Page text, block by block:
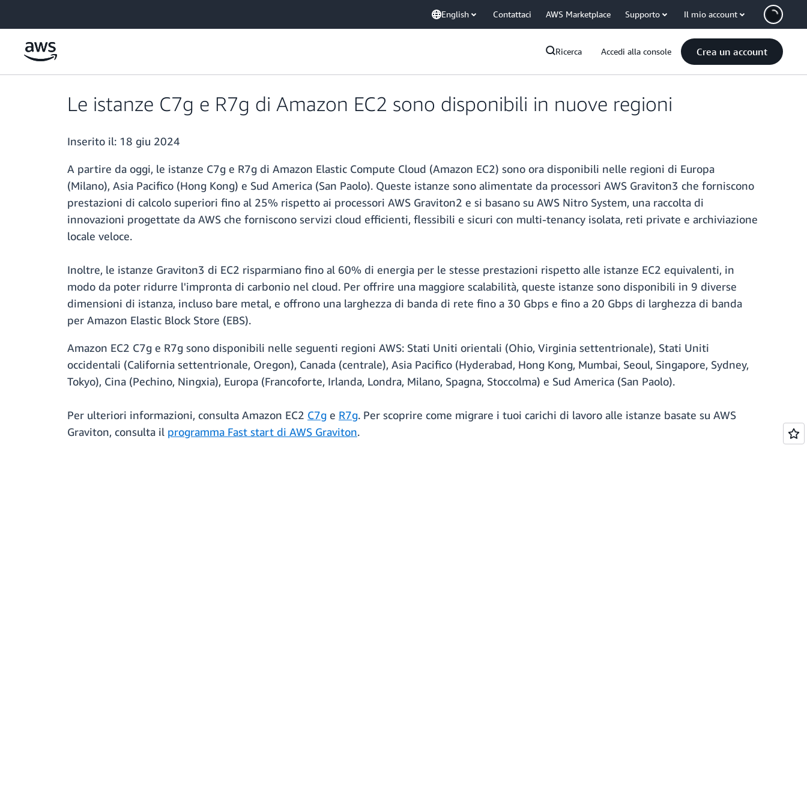
English Contattaci AWS Marketplace Supporto Il mio account
Ricerca Accedi alla console Crea un account
Le istanze C7g e R7g di Amazon EC2 sono disponibili in nuove regioni
Inserito il: 18 giu 2024
A partire da oggi, le istanze C7g e R7g di Amazon Elastic Compute Cloud (Amazon EC2) sono ora disponibili nelle regioni di Europa
(Milano), Asia Pacifico (Hong Kong) e Sud America (San Paolo). Queste istanze sono alimentate da processori AWS Graviton3 che forniscono
prestazioni di calcolo superiori fino al 25% rispetto ai processori AWS Graviton2 e si basano su AWS Nitro System, una raccolta di
innovazioni progettate da AWS che forniscono servizi cloud efficienti, flessibili e sicuri con multi-tenancy isolata, reti private e archiviazione
locale veloce.
Inoltre, le istanze Graviton3 di EC2 risparmiano fino al 60% di energia per le stesse prestazioni rispetto alle istanze EC2 equivalenti, in
modo da poter ridurre l'impronta di carbonio nel cloud. Per offrire una maggiore scalabilità, queste istanze sono disponibili in 9 diverse
dimensioni di istanza, incluso bare metal, e offrono una larghezza di banda di rete fino a 30 Gbps e fino a 20 Gbps di larghezza di banda
per Amazon Elastic Block Store (EBS).
Amazon EC2 C7g e R7g sono disponibili nelle seguenti regioni AWS: Stati Uniti orientali (Ohio, Virginia settentrionale), Stati Uniti
occidentali (California settentrionale, Oregon), Canada (centrale), Asia Pacifico (Hyderabad, Hong Kong, Mumbai, Seoul, Singapore, Sydney,
Tokyo), Cina (Pechino, Ningxia), Europa (Francoforte, Irlanda, Londra, Milano, Spagna, Stoccolma) e Sud America (San Paolo).
Per ulteriori informazioni, consulta Amazon EC2 C7g e R7g. Per scoprire come migrare i tuoi carichi di lavoro alle istanze basate su AWS
Graviton, consulta il programma Fast start di AWS Graviton.